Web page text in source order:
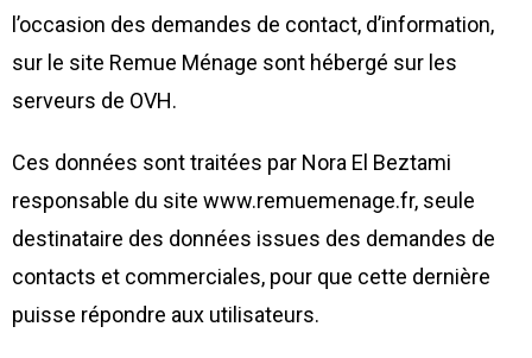
l’occasion des demandes de contact, d’information,
sur le site Remue Ménage sont hébergé sur les
serveurs de OVH.
Ces données sont traitées par Nora El Beztami
responsable du site www.remuemenage.fr, seule
destinataire des données issues des demandes de
contacts et commerciales, pour que cette dernière
puisse répondre aux utilisateurs.